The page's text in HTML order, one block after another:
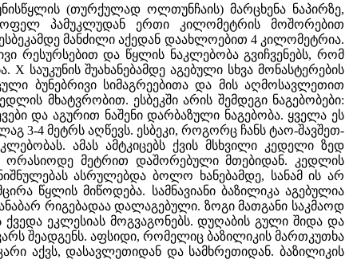
(თურქულად ოლთუნჩაის) მარცხენა ნაპირზე,
პამუკლუდან ერთი კილომეტრის მოშორებით
მანძილი აქედან დაახლოებით 4 კილომეტრია.
რესურსებით და წყლის ნაკლებობა გვიჩვენებს, რომ
შუახანებამდე აგებული სხვა მონასტერების
ბუნებრივი სიმაგრეებითა და მის აღმოსავლეთით
მხატვრობით. ესბეკში არის შემდეგი ნაგებობები:
და აგურით ნაშენი დარბაზული ნაგებობა. ყველა ეს
3-4 მეტრს აღწევს. ესბეკი, როგორც ჩანს ტაო-შავშეთ-
ამას ამტკიცებს ქვის მსხვილი კედელი ზედ
ორასიოდე მეტრით დაშორებული მთებიდან. კედლის
ასრულებდა ბოლო ხანებამდე, სანამ ის არ
წყლის მიწოდება. სამნავიანი ბაზილიკა აგებულია
რიგებადაა დალაგებული. ზოგი მათგანი საკმაოდ
ეკლესიას მოგვაგონებს. დუღაბის გული შიდა და
შეადგენს. აფსიდი, რომელიც ბაზილიკის მართკუთხა
აქვს, დასავლეთიდან და სამხრეთიდან. ბაზილიკის